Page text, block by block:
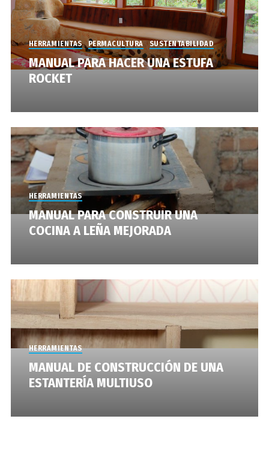
HERRAMIENTAS PERMACULTURA SUSTENTABILIDAD
MANUAL PARA HACER UNA ESTUFA
ROCKET
HERRAMIENTAS
MANUAL PARA CONSTRUIR UNA
COCINA A LEÑA MEJORADA
HERRAMIENTAS
MANUAL DE CONSTRUCCIÓN DE UNA
ESTANTERÍA MULTIUSO